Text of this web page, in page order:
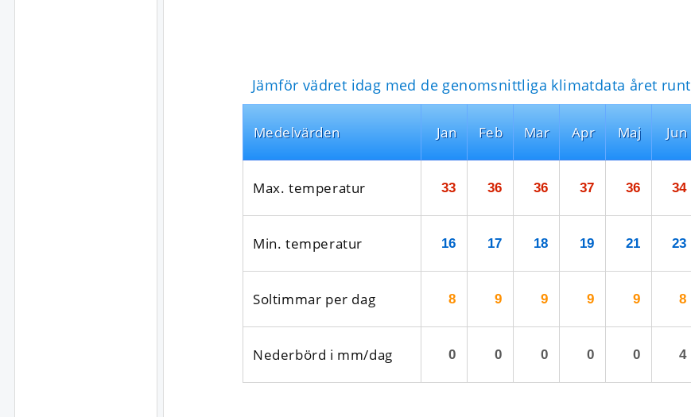
Jämför vädret idag med de genomsnittliga klimatdata året runt
Medel­värden
Max. temperatur
Min. temperatur
Soltimmar per dag
Nederbörd i mm/dag
Jan
33
16
8
0
Feb
36
17
9
0
Mar
36
18
9
0
Apr
37
19
9
0
Maj
36
21
9
0
Jun
34
23
8
4